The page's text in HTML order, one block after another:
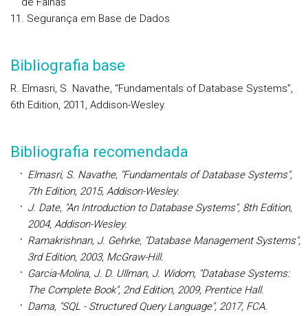
Segurança em Base de Dados
Bibliografia base
R. Elmasri, S. Navathe, “Fundamentals of Database Systems”,
6th Edition, 2011, Addison-Wesley.
Bibliografia recomendada
Elmasri, S. Navathe, "Fundamentals of Database Systems",
7th Edition, 2015, Addison-Wesley.
J. Date, "An Introduction to Database Systems", 8th Edition,
2004, Addison-Wesley.
Ramakrishnan, J. Gehrke, "Database Management Systems",
3rd Edition, 2003, McGraw-Hill.
Garcia-Molina, J. D. Ullman, J. Widom, "Database Systems:
The Complete Book", 2nd Edition, 2009, Prentice Hall.
Dama, "SQL - Structured Query Language", 2017, FCA.